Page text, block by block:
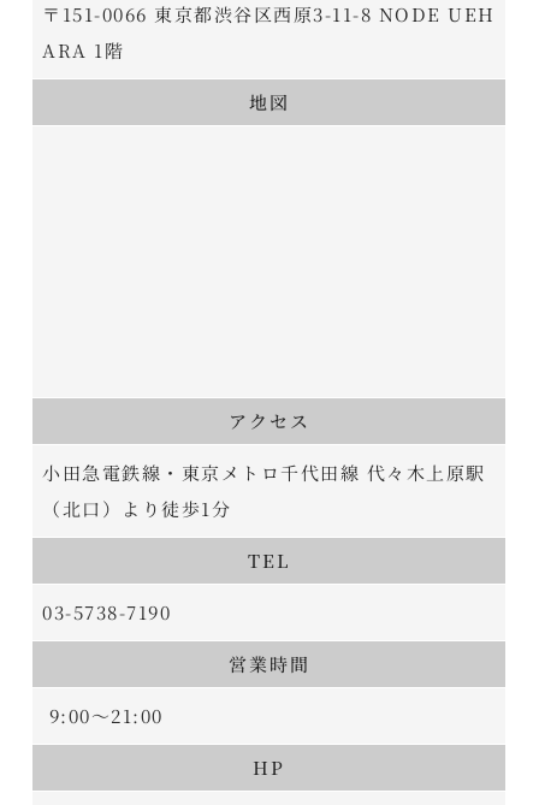
〒151-0066 東京都渋谷区西原3-11-8 NODE UEH
ARA 1階
地図
アクセス
小田急電鉄線・東京メトロ千代田線 代々木上原駅
（北口）より徒歩1分
TEL
03-5738-7190
営業時間
9:00～21:00
HP